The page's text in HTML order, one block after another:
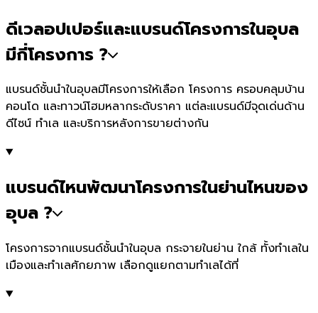
ดีเวลอปเปอร์และแบรนด์โครงการในอุบล
มีกี่โครงการ ?
แบรนด์ชั้นนำในอุบลมีโครงการให้เลือก โครงการ ครอบคลุมบ้าน
คอนโด และทาวน์โฮมหลากระดับราคา แต่ละแบรนด์มีจุดเด่นด้าน
ดีไซน์ ทำเล และบริการหลังการขายต่างกัน
แบรนด์ไหนพัฒนาโครงการในย่านไหนของ
อุบล ?
โครงการจากแบรนด์ชั้นนำในอุบล กระจายในย่าน ใกล้ ทั้งทำเลใน
เมืองและทำเลศักยภาพ เลือกดูแยกตามทำเลได้ที่